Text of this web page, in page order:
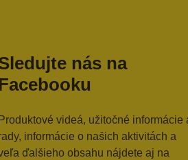
nás na
Produktové videá, užitočné informácie
informácie o našich aktivitách a
ďalšieho obsahu nájdete aj na